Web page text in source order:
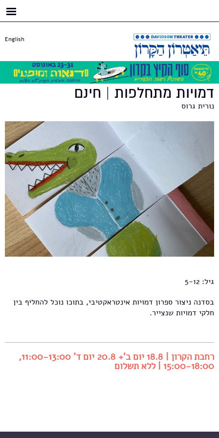
English
דמויות מתחלפות | חינם
נורית גרוס
גיל: 5-12
בסדנה ניצור ספרון דמויות אינטראקטיבי, בתוכו נוכל להחליף בין
חלקי דמויות שנצייר.
רחבת הקרון | 18.8 יום ב'+ 20.8 יום ד' 11:00-13:00,
15:00-18:00 | ללא תשלום